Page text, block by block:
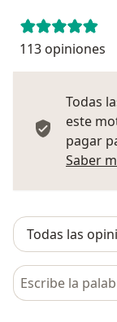
113 opiniones
Todas
este
pagar
Saber
Busca en